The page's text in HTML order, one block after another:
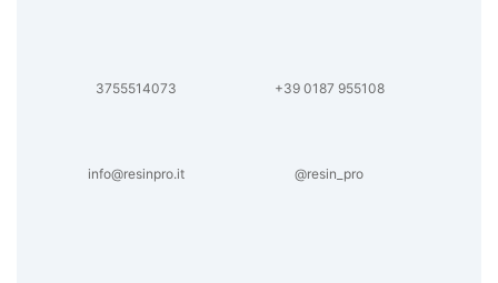
3755514073 +39 0187 955108
info@resinpro.it @resin_pro